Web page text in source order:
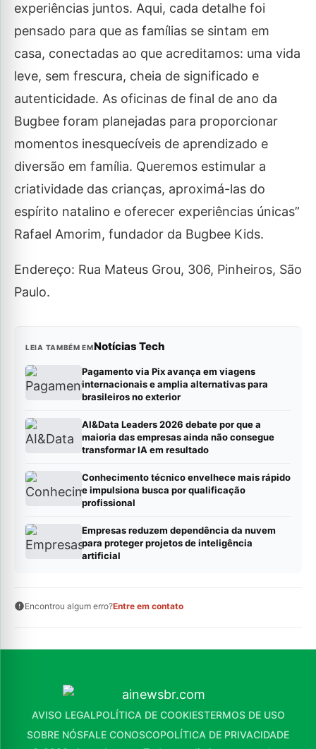
experiências juntos. Aqui, cada detalhe foi
pensado para que as famílias se sintam em
casa, conectadas ao que acreditamos: uma vida
leve, sem frescura, cheia de significado e
autenticidade. As oficinas de final de ano da
Bugbee foram planejadas para proporcionar
momentos inesquecíveis de aprendizado e
diversão em família. Queremos estimular a
criatividade das crianças, aproximá-las do
espírito natalino e oferecer experiências únicas”
Rafael Amorim, fundador da Bugbee Kids.
Endereço: Rua Mateus Grou, 306, Pinheiros, São
Paulo.
LEIA TAMBÉM EMNotícias Tech
Pagamento via Pix avança em viagens
internacionais e amplia alternativas para
brasileiros no exterior
AI&Data Leaders 2026 debate por que a
maioria das empresas ainda não consegue
transformar IA em resultado
Conhecimento técnico envelhece mais rápido
e impulsiona busca por qualificação
profissional
Empresas reduzem dependência da nuvem
para proteger projetos de inteligência
artificial
Encontrou algum erro?Entre em contato
AVISO LEGALPOLÍTICA DE COOKIESTERMOS DE USO
SOBRE NÓSFALE CONOSCOPOLÍTICA DE PRIVACIDADE